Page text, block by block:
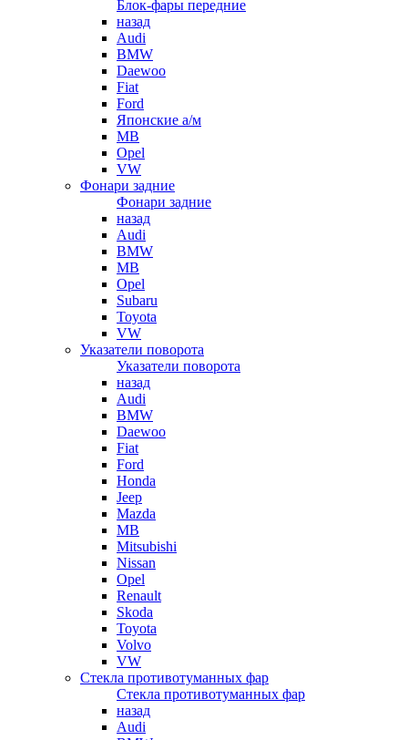
Блок-фары передние
назад
Audi
BMW
Daewoo
Fiat
Ford
Японские а/м
MB
Opel
VW
Фонари задние
Фонари задние
назад
Audi
BMW
MB
Opel
Subaru
Toyota
VW
Указатели поворота
Указатели поворота
назад
Audi
BMW
Daewoo
Fiat
Ford
Honda
Jeep
Mazda
MB
Mitsubishi
Nissan
Opel
Renault
Skoda
Toyota
Volvo
VW
Стекла противотуманных фар
Стекла противотуманных фар
назад
Audi